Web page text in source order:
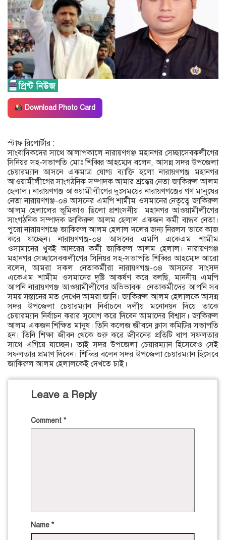
Download Photo Card
স্টাফ রিপোর্টার :
সাংবাদিকদের সাথে আলাপকালে নারায়ণগঞ্জ মহানগর সেচ্ছাসেবকলীগের
সিনিয়র সহ-সভাপতি মোঃ শিব্বির আহম্মেদ বলেন, আসন্ন সদর উপজেলা
চেয়ারম্যান আসনে একমাত্র যোগ্য ব্যাক্তি হলো নারায়ণগঞ্জ মহানগর
আওয়ামীলীগের সাংগঠনিক সম্পাদক আমার শ্রদ্ধেয় নেতা জাকিরুল আলম
হেলাল। নারায়ণগঞ্জ আওয়ামীলীগের দুঃসময়ের নারায়ণগঞ্জের গণ মানুষের
নেতা নারায়ণগঞ্জ-০৪ আসনের এমপি শামীম ওসমানের নেতৃত্বে জাকিরুল
আলম হেলালের ভূমিকাও ছিলো প্রশংসনীয়। মহানগর আওয়ামীলীগের
সাংগঠনিক সম্পাদক জাকিরুল আলম হেলাল একজন কর্মী বান্ধব নেতা।
পুরো নারায়ণগঞ্জে জাকিরুল আলম হেলাল দলের জন্য নিরলস ভাবে কাজ
করে যাচ্ছেন। নারায়ণগঞ্জ-০৪ আসনের এমপি একেএম শামীম
ওসামানের খুবই আদরের কর্মী জাকিরুল আলম হেলাল। নারায়ণগঞ্জ
মহানগর সেচ্ছাসেবকলীগের সিনিয়র সহ-সভাপতি শিব্বির আহম্মেদ আরো
বলেন, আমরা সকল নেতাকর্মীরা নারায়ণগঞ্জ-০৪ আসনের সাংসদ
একেএম শামীম ওসমানের দৃষ্টি আকর্ষণ করে বলছি, মাননীয় এমপি
আপনি নারায়ণগঞ্জ আওয়ামীলীগের অভিভাবক। নেতাকর্মীদের আপনি সব
সময় সন্তানের মত দেখেন আমরা জানি। জাকিরুল আলম হেলালকে আসন্ন
সদর উপজেলা চেয়ারম্যান নির্বাচনে দলীয় মনোনয়ন দিয়ে তাকে
চেয়ারম্যান নির্বাচন করার সুযোগ করে দিবেন আমাদের বিশ্বাস। জাকিরুল
আলম একজন শিক্ষিত মানুষ। তিনি কলেজ জীবনে ক্লাস কমিটির সভাপতি
হন। তিনি শিক্ষা জীবন থেকে শুরু করে জীবনের প্রতিটি ধাপ সফলতার
সাথে এগিয়ে যাচ্ছেন। তাই সদর উপজেলা চেয়ারম্যান হিসেবেও সেই
সফলতার প্রমাণ দিবেন। শিব্বির বলেন সদর উপজেলা চেয়ারম্যান হিসেবে
জাকিরুল আলম হেলালকেই দেখতে চাই।
Leave a Reply
Comment *
Name *